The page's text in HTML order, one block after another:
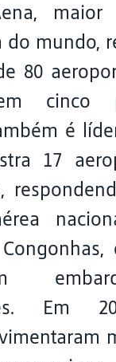
maior
mundo,
80
cinco
é
17
Em